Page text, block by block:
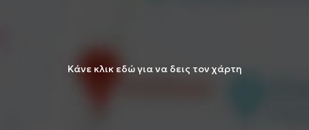
Κάνε κλικ εδώ για να δεις τον χάρτη